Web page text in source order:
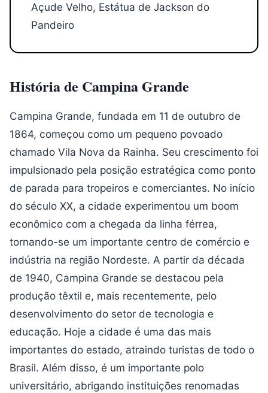
Açude Velho, Estátua de Jackson do
Pandeiro
História de Campina Grande
Campina Grande, fundada em 11 de outubro de
1864, começou como um pequeno povoado
chamado Vila Nova da Rainha. Seu crescimento foi
impulsionado pela posição estratégica como ponto
de parada para tropeiros e comerciantes. No início
do século XX, a cidade experimentou um boom
econômico com a chegada da linha férrea,
tornando-se um importante centro de comércio e
indústria na região Nordeste. A partir da década
de 1940, Campina Grande se destacou pela
produção têxtil e, mais recentemente, pelo
desenvolvimento do setor de tecnologia e
educação. Hoje a cidade é uma das mais
importantes do estado, atraindo turistas de todo o
Brasil. Além disso, é um importante polo
universitário, abrigando instituições renomadas